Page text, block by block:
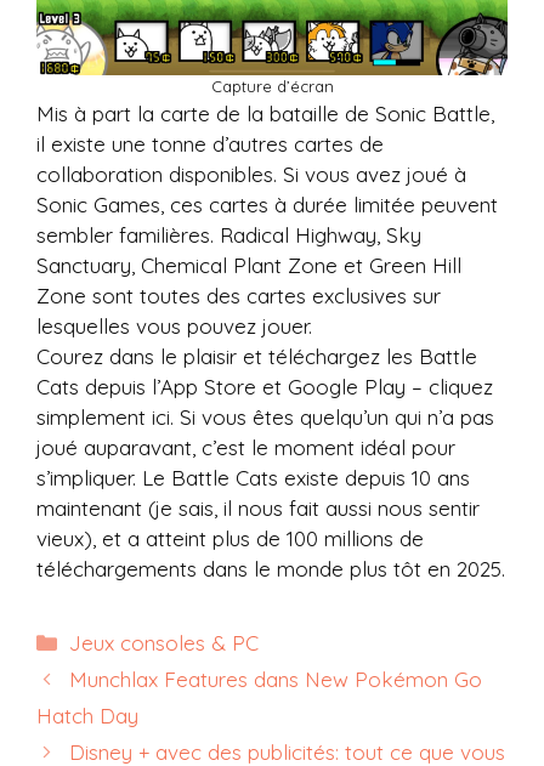
Capture d’écran
Mis à part la carte de la bataille de Sonic Battle,
il existe une tonne d’autres cartes de
collaboration disponibles. Si vous avez joué à
Sonic Games, ces cartes à durée limitée peuvent
sembler familières. Radical Highway, Sky
Sanctuary, Chemical Plant Zone et Green Hill
Zone sont toutes des cartes exclusives sur
lesquelles vous pouvez jouer.
Courez dans le plaisir et téléchargez les Battle
Cats depuis l’App Store et Google Play – cliquez
simplement ici. Si vous êtes quelqu’un qui n’a pas
joué auparavant, c’est le moment idéal pour
s’impliquer. Le Battle Cats existe depuis 10 ans
maintenant (je sais, il nous fait aussi nous sentir
vieux), et a atteint plus de 100 millions de
téléchargements dans le monde plus tôt en 2025.
Catégories
Jeux consoles & PC
Munchlax Features dans New Pokémon Go
Hatch Day
Disney + avec des publicités: tout ce que vous